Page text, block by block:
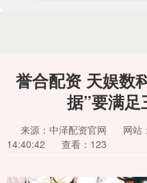
誉合配资 天娱数
据”要满
来源：中泽配资官网 网站
14:40:42
查看：123